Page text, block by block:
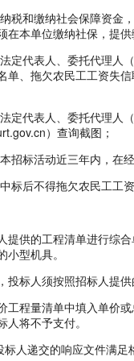
和缴纳社会保障资金
在本单位缴纳社保，提供
代表人、委托代理人
单、拖欠农民工工资失
代表人、委托代理人
）查询截图；
标活动近三年内，在
后不得拖欠农民工工资
供的工程清单进行综合
型机具。
标人须按照招标人提供
程量清单中填入单价或
将不予支付。
人递交的响应文件满足